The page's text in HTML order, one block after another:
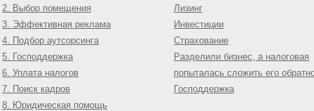
2. Выбор помещения
3. Эффективная реклама
4. Подбор аутсорсинга
5. Господдержка
6. Уплата налогов
7. Поиск кадров
8. Юридическая помощь
Лизинг
Инвестиции
Страхование
Разделили бизнес, а налоговая
попыталась сложить его
Господдержка